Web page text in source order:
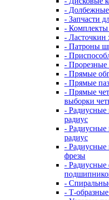
- Долбежные
- Запчасти
- Комплекты
- Ласточкин
- Патроны
-
- Прорезные
- Прямые
- Прямые
- Прямые
выборки
-
радиус
- Радиусные
радиус
- Радиусные
фрезы
- Радиусные
-
- Т-